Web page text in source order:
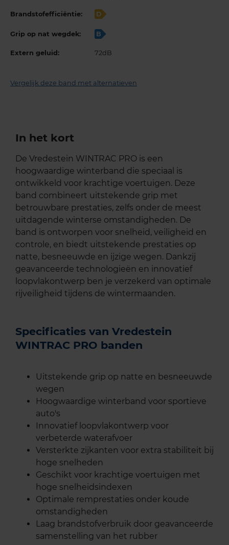
Brandstofefficiëntie: D
Grip op nat wegdek: B
Extern geluid: 72dB
Vergelijk deze band met alternatieven
In het kort
De Vredestein WINTRAC PRO is een
hoogwaardige winterband die speciaal is
ontwikkeld voor krachtige voertuigen. Deze
band combineert uitstekende grip met
betrouwbare prestaties, zelfs onder de meest
uitdagende winterse omstandigheden. De
band is ontworpen voor snelheid, veiligheid en
controle, en biedt uitstekende prestaties op
natte, besneeuwde en ijzige wegen. Dankzij
geavanceerde technologieën en innovatief
loopvlakontwerp ben je verzekerd van optimale
rijveiligheid tijdens de wintermaanden.
Specificaties van Vredestein
WINTRAC PRO banden
Uitstekende grip op natte en besneeuwde
wegen
Hoogwaardige winterband voor sportieve
auto's
Innovatief loopvlakontwerp voor
verbeterde waterafvoer
Versterkte zijkanten voor extra stabiliteit bij
hoge snelheden
Geschikt voor krachtige voertuigen met
hoge snelheidsindexen
Optimale remprestaties onder koude
omstandigheden
Laag brandstofverbruik door geavanceerde
samenstelling van het rubber